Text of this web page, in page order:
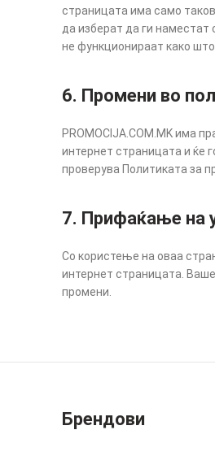
страницата има само
да изберат да ги
не функционираат како
6. Промени во
PROMOCIJA.COM.MK има
интернет страницата и ќе
проверува Политиката за
7. Прифаќање на
Со користење на оваа
интернет страницата.
промени.
Брендови